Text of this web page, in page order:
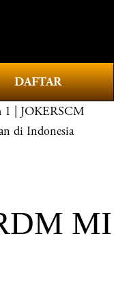
DAFTAR
| JOKERSCM
di Indonesia
MI